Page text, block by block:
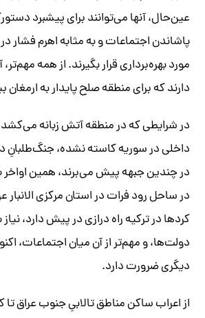
عین‌حال، آنها می‌توانند برای پیشبرد
پاشاندن اجتماعات و به مثابه اهرم فشار
مورد بهره‌برداری قرار بگیرند. از همه مهم‌تر،
دارند که برای منطقه صلح پایدار به ارمغان
در شرایطی که در منطقه آتش زبانه
داخلی در سوریه کاسته نشده،
در چندین جبهه پیش می‌برند، همین اواخر
در ساحل رود فرات در استان مرکزی الانبار
کردها در ترکیه راه درازی در پیش دارد،
دولت‌ها، و مهم‌تر از آن میان اجتماعات،
دیگری ضرورت دارد.
از اعراب ساکن مناطق تالابیِ جنوب عراق تا